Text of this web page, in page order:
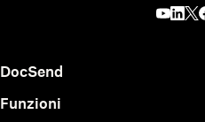
DocSend
Funzioni